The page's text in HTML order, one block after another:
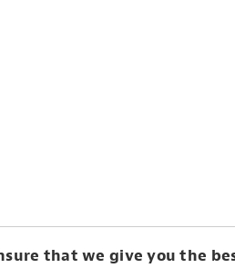
that we give you the